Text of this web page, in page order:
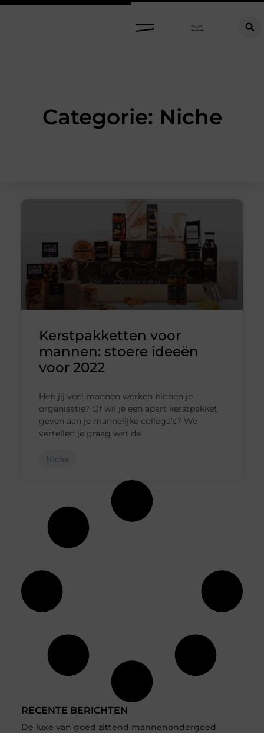
Categorie: Niche
RECENTE BERICHTEN
De luxe van goed zittend mannenondergoed
Kerstpakketten voor
mannen: stoere ideeën
voor 2022
Heb jij veel mannen werken binnen je
organisatie? Of wil je een apart kerstpakket
geven aan je mannelijke collega’s? We
vertellen je graag wat de
Niche